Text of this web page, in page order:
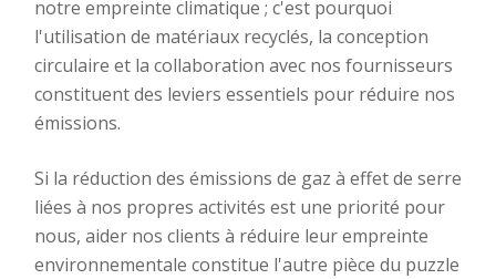
notre empreinte climatique ; c'est pourquoi
l'utilisation de matériaux recyclés, la conception
circulaire et la collaboration avec nos fournisseurs
constituent des leviers essentiels pour réduire nos
émissions.
Si la réduction des émissions de gaz à effet de serre
liées à nos propres activités est une priorité pour
nous, aider nos clients à réduire leur empreinte
environnementale constitue l'autre pièce du puzzle